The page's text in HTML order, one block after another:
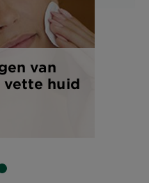
van
vette huid
1
SLIDE 2